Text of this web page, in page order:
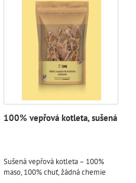
100% vepřová kotleta, sušená
Sušená vepřová kotleta – 100%
maso, 100% chuť, žádná chemie